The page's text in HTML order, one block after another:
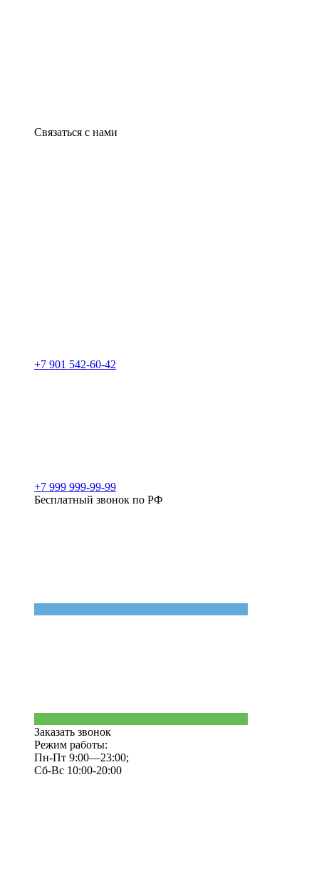
Связаться с нами
+7 901 542-60-42
+7 999 999-99-99
Бесплатный звонок по РФ
Заказать звонок
Режим работы:
Пн-Пт 9:00—23:00;
Сб-Вс 10:00-20:00